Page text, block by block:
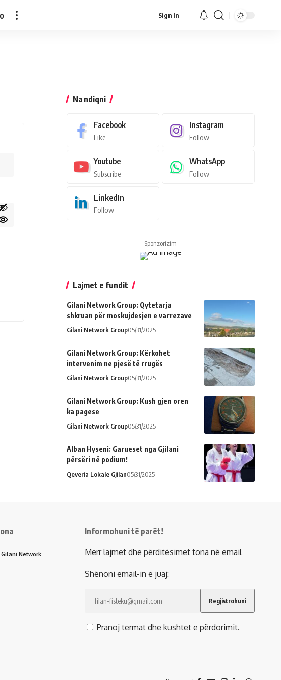
Sign In
Na ndiqni
Facebook
Like
Instagram
Follow
Youtube
Subscribe
WhatsApp
Follow
LinkedIn
Follow
- Sponzorizim -
Lajmet e fundit
Gilani Network Group: Qytetarja
shkruan për moskujdesjen e varrezave
Gilani Network Group05/31/2025
Gilani Network Group: Kërkohet
intervenim ne pjesë të rrugës
Gilani Network Group05/31/2025
Gilani Network Group: Kush gjen oren
ka pagese
Gilani Network Group05/31/2025
Alban Hyseni: Garueset nga Gjilani
përsëri në podium!
Qeveria Lokale Gjilan05/31/2025
Network
Informohuni të parët!
Merr lajmet dhe përditësimet tona në email
Shënoni email-in e juaj:
Pranoj termat dhe kushtet e përdorimit.